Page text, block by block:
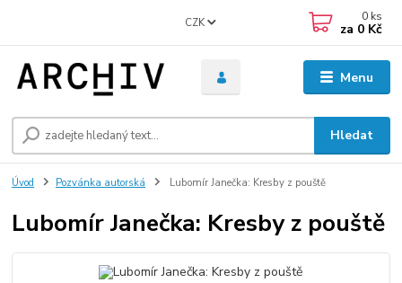
Menu
CZK
Hledat
0 ks
za 0 Kč
Úvod Pozvánka autorská Lubomír Janečka: Kresby z pouště
Lubomír Janečka: Kresby z pouště